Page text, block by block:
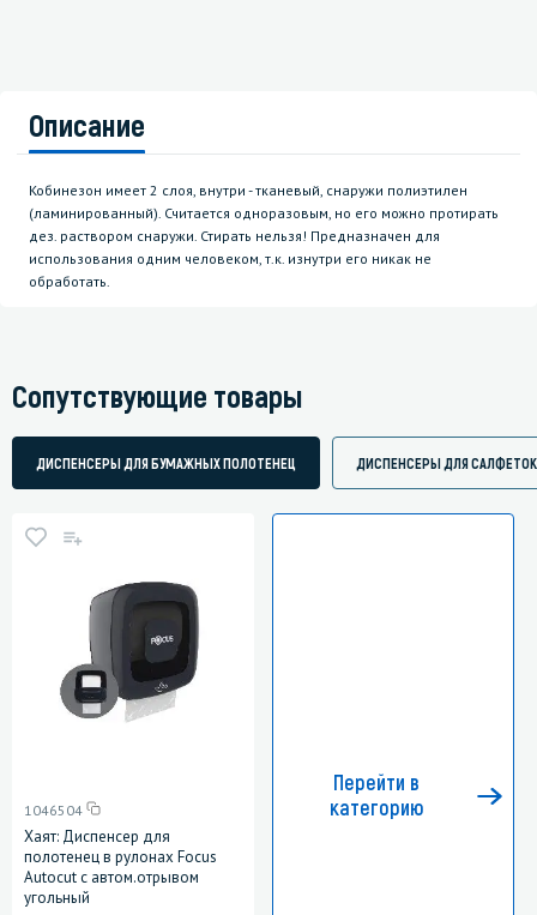
Описание
Кобинезон имеет 2 слоя, внутри - тканевый, снаружи полиэтилен
(ламинированный). Считается одноразовым, но его можно протирать
дез. раствором снаружи. Стирать нельзя! Предназначен для
использования одним человеком, т.к. изнутри его никак не
обработать.
Сопутствующие товары
ДИСПЕНСЕРЫ ДЛЯ БУМАЖНЫХ ПОЛОТЕНЕЦ ДИСПЕНСЕРЫ ДЛЯ САЛФЕТОК
1046504
Хаят: Диспенсер для
полотенец в рулонах Focus
Autocut с автом.отрывом
угольный
Перейти в
категорию